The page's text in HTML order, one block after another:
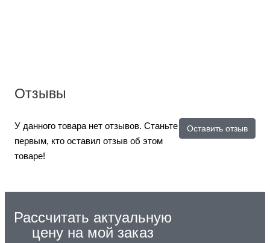
Отзывы
Оставить отзыв
У данного товара нет отзывов. Станьте
первым, кто оставил отзыв об этом
товаре!
Рассчитать актуальную
цену на мой заказ